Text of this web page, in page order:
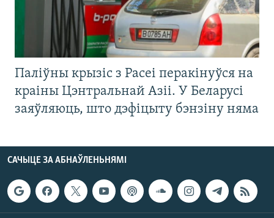
Паліўны крызіс з Расеі перакінуўся на
краіны Цэнтральнай Азіі. У Беларусі
заяўляюць, што дэфіцыту бэнзіну няма
САЧЫЦЕ ЗА АБНАЎЛЕНЬНЯМІ